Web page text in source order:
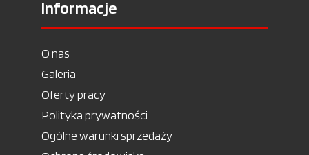
Informacje
O nas
Galeria
Oferty pracy
Polityka prywatności
Ogólne warunki sprzedaży